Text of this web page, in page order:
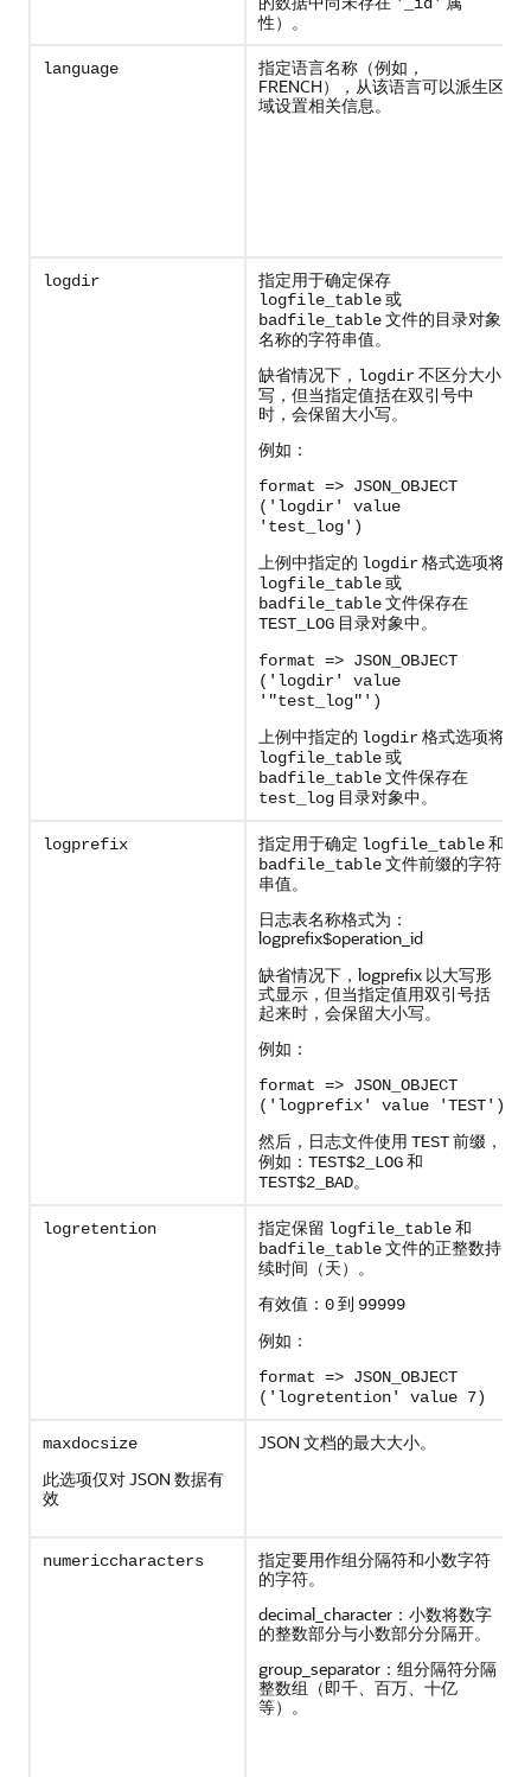
性）。
language
指定语言名称（例如，
FRENCH），从该语言可以派生区
域设置相关信息。
logdir 指定用于确定保存
logfile_table或
badfile_table文件的目录对象
名称的字符串值。
缺省情况下， logdir不区分大小
写，但当指定值括在双引号中
时，会保留大小写。
例如：
format => JSON_OBJECT
('logdir' value
'test_log')
上例中指定的 logdir格式选项将
logfile_table或
badfile_table文件保存在
TEST_LOG 目录对象中。
format => JSON_OBJECT
('logdir' value
'"test_log"')
上例中指定的 logdir格式选项将
logfile_table或
badfile_table文件保存在
test_log 目录对象中。
logprefix 指定用于确定 logfile_table和
badfile_table文件前缀的字符
串值。
日志表名称格式为：
logprefix$operation_id
缺省情况下，logprefix 以大写形
式显示，但当指定值用双引号括
起来时，会保留大小写。
例如：
format => JSON_OBJECT
('logprefix' value 'TEST')
然后，日志文件使用 TEST前缀，
例如： TEST$2_LOG和
TEST$2_BAD。
logretention 指定保留 logfile_table和
badfile_table文件的正整数持
续时间（天）。
有效值： 0到 99999
例如：
format => JSON_OBJECT
('logretention' value 7)
maxdocsize
此选项仅对 JSON 数据有
效
JSON 文档的最大大小。
numericcharacters
指定要用作组分隔符和小数字符
的字符。
decimal_character：小数将数字
的整数部分与小数部分分隔开。
group_separator：组分隔符分隔
整数组（即千、百万、十亿
等）。